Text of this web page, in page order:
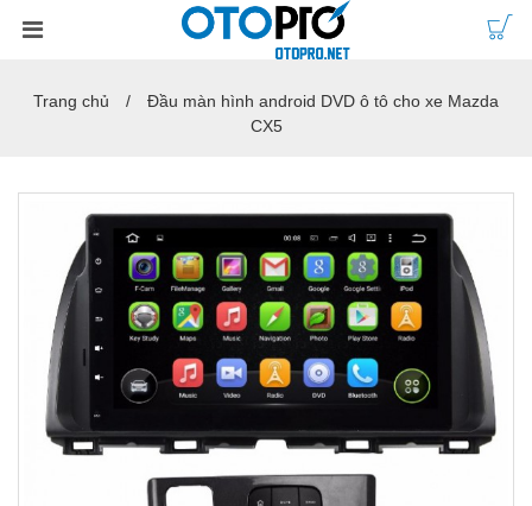
Trang chủ
Đầu màn hình android DVD ô tô cho xe Mazda
CX5